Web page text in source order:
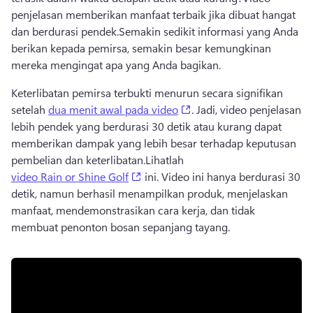
penjelasan memberikan manfaat terbaik jika dibuat hangat
dan berdurasi pendek.Semakin sedikit informasi yang Anda
berikan kepada pemirsa, semakin besar kemungkinan
mereka mengingat apa yang Anda bagikan.
Keterlibatan pemirsa terbukti menurun secara signifikan
setelah dua menit awal pada video (opens in a new tab)
. Jadi, video penjelasan
lebih pendek yang berdurasi 30 detik atau kurang dapat
memberikan dampak yang lebih besar terhadap keputusan
pembelian dan keterlibatan.Lihatlah
video Rain or Shine Golf
(opens in a new tab)
ini. Video ini hanya berdurasi 30
detik, namun berhasil menampilkan produk, menjelaskan
manfaat, mendemonstrasikan cara kerja, dan tidak
membuat penonton bosan sepanjang tayang.